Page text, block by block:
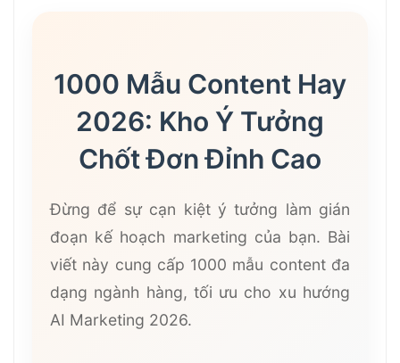
1000 Mẫu Content Hay
2026: Kho Ý Tưởng
Chốt Đơn Đỉnh Cao
Đừng để sự cạn kiệt ý tưởng làm gián
đoạn kế hoạch marketing của bạn. Bài
viết này cung cấp 1000 mẫu content đa
dạng ngành hàng, tối ưu cho xu hướng
AI Marketing 2026.